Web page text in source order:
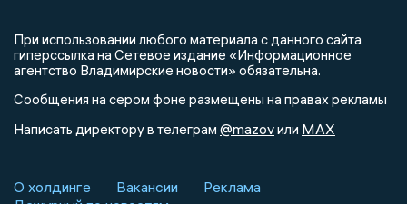
При использовании любого материала с данного сайта
гиперссылка на Сетевое издание «Информационное
агентство Владимирские новости» обязательна.
Сообщения на сером фоне размещены на правах рекламы
Написать директору в телеграм @mazovили MAX
О холдинге Вакансии
Реклама